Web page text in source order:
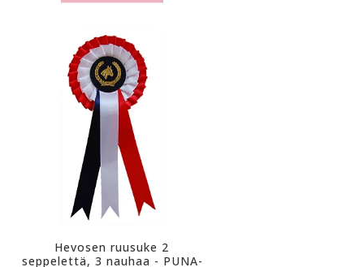
Hevosen ruusuke 2
seppelettä, 3 nauhaa - P­U­N­A­